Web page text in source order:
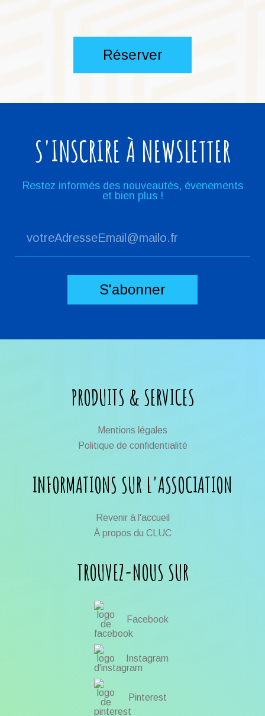
Réserver
S'INSCRIRE À NEWSLETTER
Restez informés des nouveautés, évenements
et bien plus !
PRODUITS & SERVICES
Mentions légales
Politique de confidentialité
INFORMATIONS SUR L'ASSOCIATION
Revenir à l'accueil
À propos du CLUC
TROUVEZ-NOUS SUR
Facebook
Instagram
Pinterest